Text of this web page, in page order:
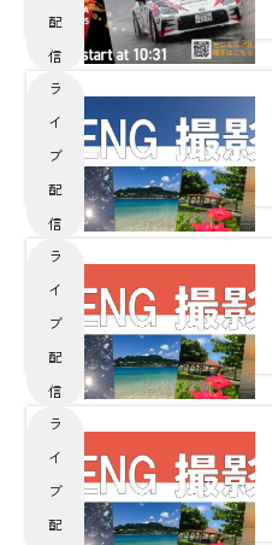
配
信
ラ
イ
ブ
配
信
ラ
イ
ブ
配
信
ラ
イ
ブ
配